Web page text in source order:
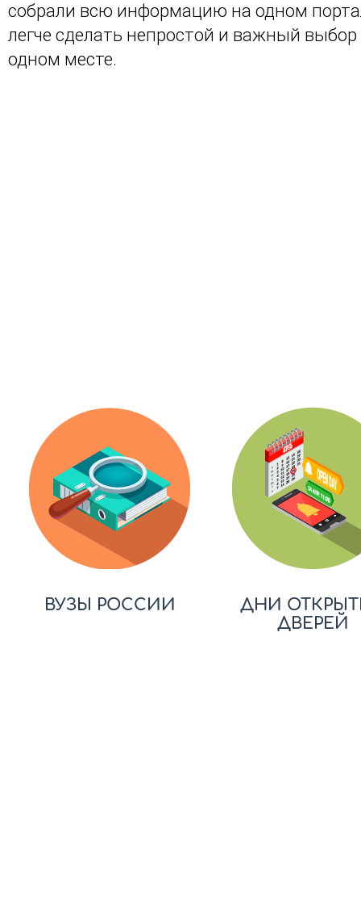
собрали всю информацию на одном
легче сделать непростой и важный
одном месте.
ВУЗЫ РОССИИ
ДНИ
ДВЕРЕЙ